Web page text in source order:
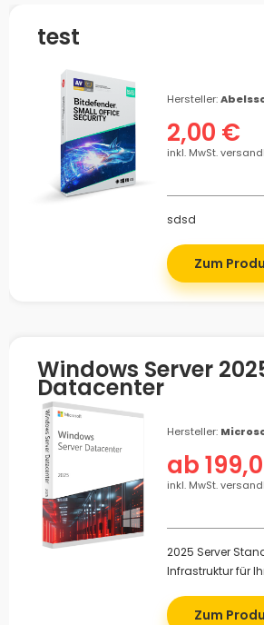
test
Hersteller:
2,00 €
inkl. MwSt.
sdsd
Zum
Windows Server
Datacenter
Hersteller:
ab
inkl. MwSt.
2025 Server
Infrastruktur für
Zum